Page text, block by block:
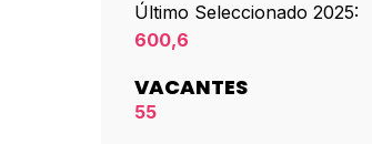
Último Seleccionado 2025:
600,6
VACANTES
55